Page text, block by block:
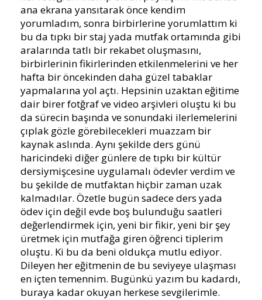
ana ekrana yansıtarak önce kendim
yorumladım, sonra birbirlerine yorumlattım ki
bu da tıpkı bir staj yada mutfak ortamında gibi
aralarında tatlı bir rekabet oluşmasını,
birbirlerinin fikirlerinden etkilenmelerini ve her
hafta bir öncekinden daha güzel tabaklar
yapmalarına yol açtı. Hepsinin uzaktan eğitime
dair birer fotğraf ve video arşivleri oluştu ki bu
da sürecin başında ve sonundaki ilerlemelerini
çıplak gözle görebilecekleri muazzam bir
kaynak aslında. Aynı şekilde ders günü
haricindeki diğer günlere de tıpkı bir kültür
dersiymişcesine uygulamalı ödevler verdim ve
bu şekilde de mutfaktan hiçbir zaman uzak
kalmadılar. Özetle bugün sadece ders yada
ödev için değil evde boş bulunduğu saatleri
değerlendirmek için, yeni bir fikir, yeni bir şey
üretmek için mutfağa giren öğrenci tiplerim
oluştu. Ki bu da beni oldukça mutlu ediyor.
Dileyen her eğitmenin de bu seviyeye ulaşması
en içten temennim. Bugünkü yazım bu kadardı,
buraya kadar okuyan herkese sevgilerimle.